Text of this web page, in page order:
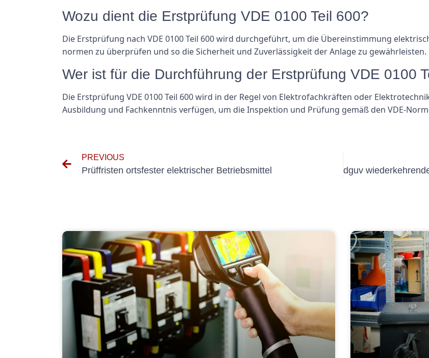
Wozu dient die Erstprüfung VDE 0100 Teil 600?
Die Erstprüfung nach VDE 0100 Teil 600 wird durchgeführt, um die Übereinstimmung
normen zu überprüfen und so die Sicherheit und Zuverlässigkeit der Anlage zu gewährleisten.
Wer ist für die Durchführung der Erstprüfung VDE 0100
Die Erstprüfung VDE 0100 Teil 600 wird in der Regel von Elektrofachkräften oder
Ausbildung und Fachkenntnis verfügen, um die Inspektion und Prüfung gemäß den VDE-
PREVIOUS
Prüffristen ortsfester elektrischer Betriebsmittel